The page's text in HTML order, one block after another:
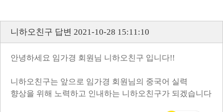
니하오친구 답변 2021-10-28 15:11:10
안녕하세요 임가경 회원님 니하오친구 입니다!!
니하오친구는 앞으로 임가경 회원님의 중국어 실력
향상을 위해 노력하고 인내하는 니하오친구가 되겠습니다